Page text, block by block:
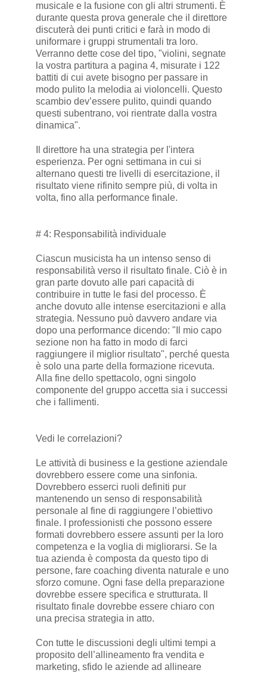
musicale e la fusione con gli altri strumenti. È
durante questa prova generale che il direttore
discuterà dei punti critici e farà in modo di
uniformare i gruppi strumentali tra loro.
Verranno dette cose del tipo, "violini, segnate
la vostra partitura a pagina 4, misurate i 122
battiti di cui avete bisogno per passare in
modo pulito la melodia ai violoncelli. Questo
scambio dev’essere pulito, quindi quando
questi subentrano, voi rientrate dalla vostra
dinamica".
Il direttore ha una strategia per l'intera
esperienza. Per ogni settimana in cui si
alternano questi tre livelli di esercitazione, il
risultato viene rifinito sempre più, di volta in
volta, fino alla performance finale.
# 4: Responsabilità individuale
Ciascun musicista ha un intenso senso di
responsabilità verso il risultato finale. Ciò è in
gran parte dovuto alle pari capacità di
contribuire in tutte le fasi del processo. È
anche dovuto alle intense esercitazioni e alla
strategia. Nessuno può davvero andare via
dopo una performance dicendo: "Il mio capo
sezione non ha fatto in modo di farci
raggiungere il miglior risultato", perché questa
è solo una parte della formazione ricevuta.
Alla fine dello spettacolo, ogni singolo
componente del gruppo accetta sia i successi
che i fallimenti.
Vedi le correlazioni?
Le attività di business e la gestione aziendale
dovrebbero essere come una sinfonia.
Dovrebbero esserci ruoli definiti pur
mantenendo un senso di responsabilità
personale al fine di raggiungere l’obiettivo
finale. I professionisti che possono essere
formati dovrebbero essere assunti per la loro
competenza e la voglia di migliorarsi. Se la
tua azienda è composta da questo tipo di
persone, fare coaching diventa naturale e uno
sforzo comune. Ogni fase della preparazione
dovrebbe essere specifica e strutturata. Il
risultato finale dovrebbe essere chiaro con
una precisa strategia in atto.
Con tutte le discussioni degli ultimi tempi a
proposito dell’allineamento fra vendita e
marketing, sfido le aziende ad allineare